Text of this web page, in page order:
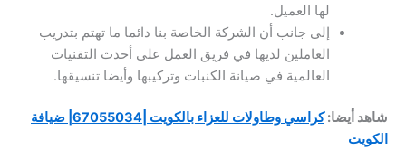
لها العميل.
إلى جانب أن الشركة الخاصة بنا دائما ما تهتم بتدريب
العاملين لديها في فريق العمل على أحدث التقنيات
العالمية في صيانة الكنبات وتركيبها وأيضا تنسيقها.
شاهد أيضا:
كراسي وطاولات للعزاء بالكويت |67055034| ضيافة
الكويت